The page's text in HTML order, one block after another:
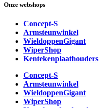
Onze webshops
Concept-S
Armsteunwinkel
WieldoppenGigant
WiperShop
Kentekenplaathouders
Concept-S
Armsteunwinkel
WieldoppenGigant
WiperShop